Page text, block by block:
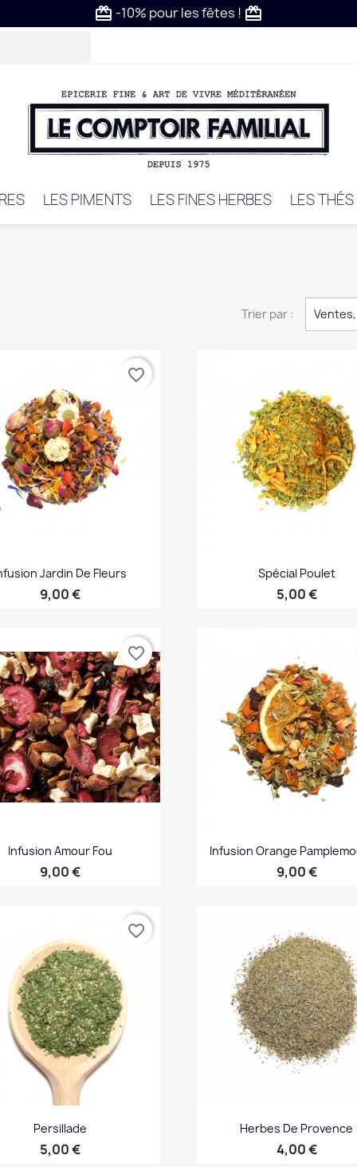
LES PIMENTS LES FINES HERBES LES
Trier par :
Jardin De Fleurs
Prix
9,00 €
favorite_border
Spécial Poulet
Prix
5,00 €
Infusion Amour Fou
Prix
9,00 €
favorite_border
Infusion Orange
Prix
9,00 €
Persillade
Prix
5,00 €
favorite_border
Herbes De Provence
Prix
4,00 €